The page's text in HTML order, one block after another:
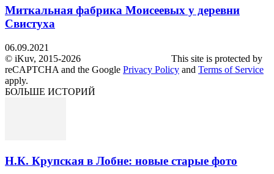
Миткальная фабрика Моисеевых у деревни
Свистуха
06.09.2021
© iKuv, 2015-2026 This site is protected by
reCAPTCHA and the Google Privacy Policy and Terms of Service
apply.
БОЛЬШЕ ИСТОРИЙ
Н.К. Крупская в Лобне: новые старые фото